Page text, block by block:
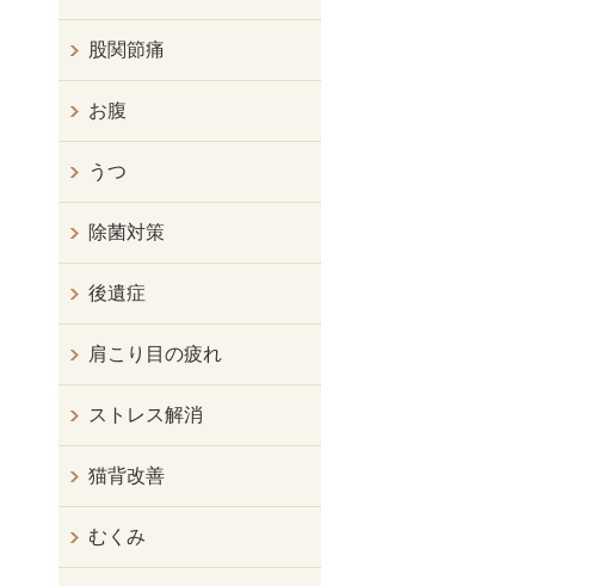
股関節痛
お腹
うつ
除菌対策
後遺症
肩こり目の疲れ
ストレス解消
猫背改善
むくみ